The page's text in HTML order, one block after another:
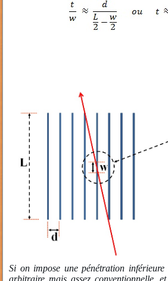
Si on impose une pénétration
arbitraire mais assez conventionnelle,